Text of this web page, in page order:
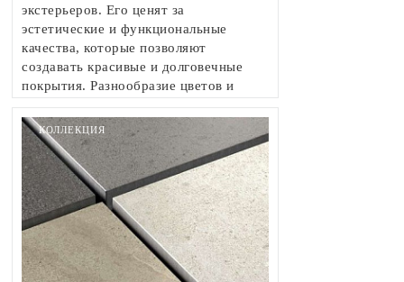
экстерьеров. Его ценят за
эстетические и функциональные
качества, которые позволяют
создавать красивые и долговечные
покрытия. Разнообразие цветов и
текстур делает керамогранит
подходящим вариантом для разных
стилей оформления — от
минималистичных до классических.
КОЛЛЕКЦИЯ